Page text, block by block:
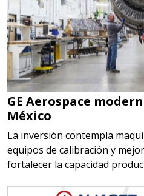
GE Aerospace
México
La inversión contempla
equipos de calibración y
fortalecer la capacidad